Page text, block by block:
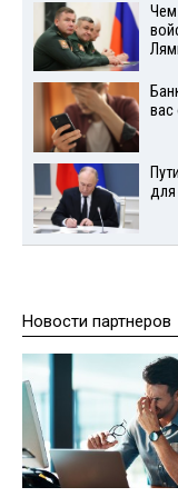
вас
для
Новости партнеров